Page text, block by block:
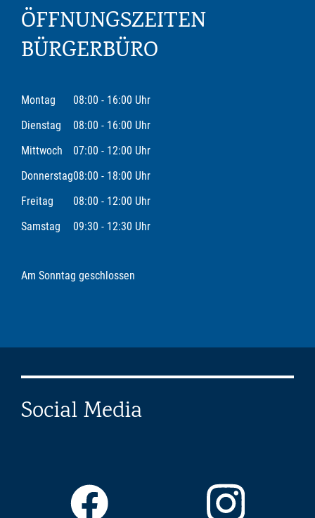
ÖFFNUNGSZEITEN
BÜRGERBÜRO
Montag
08:00 - 16:00 Uhr
Dienstag
08:00 - 16:00 Uhr
Mittwoch
07:00 - 12:00 Uhr
Donnerstag08:00 - 18:00 Uhr
Freitag
08:00 - 12:00 Uhr
Samstag
09:30 - 12:30 Uhr
Am Sonntag geschlossen
Social Media